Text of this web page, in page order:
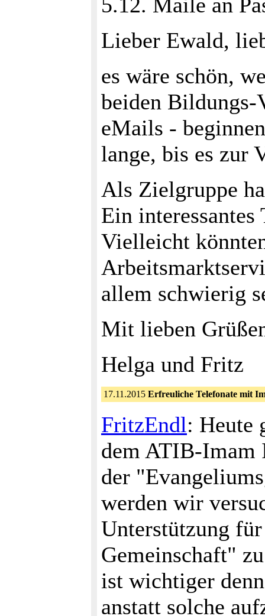
Lieber Ewald,
es wäre schön,
beiden Bildungs-
eMails -
lange, bis es zur
Als Zielgruppe
Ein
Vielleicht
allem schwierig
Mit lieben
Helga und Fritz
17.11.2015 Erfreuliche Telefonate mit
FritzEndl: Heute
dem ATIB-Imam
der
werden wir
Unterstützung
Gemeinschaft"
ist wichtiger
anstatt solche